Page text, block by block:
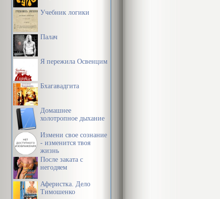
Учебник логики
Палач
Я пережила Освенцим
Бхагавадгита
Домашнее
холотропное дыхание
Измени свое сознание
- изменится твоя
жизнь
После заката с
негодяем
Аферистка. Дело
Тимошенко